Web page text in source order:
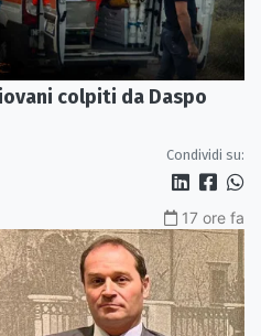
colpiti da Daspo
Condividi su:
17 ore fa